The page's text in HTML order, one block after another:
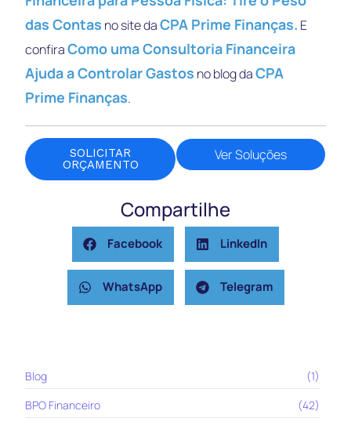
das Contas no site daCPA Prime Finanças. E
confiraComo uma Consultoria Financeira
Ajuda a Controlar Gastos no blog daCPA
Prime Finanças.
SOLICITAR
ORÇAMENTO
Ver Soluções
Compartilhe
Facebook LinkedIn
WhatsApp Telegram
Blog
(1)
BPO Financeiro
(42)